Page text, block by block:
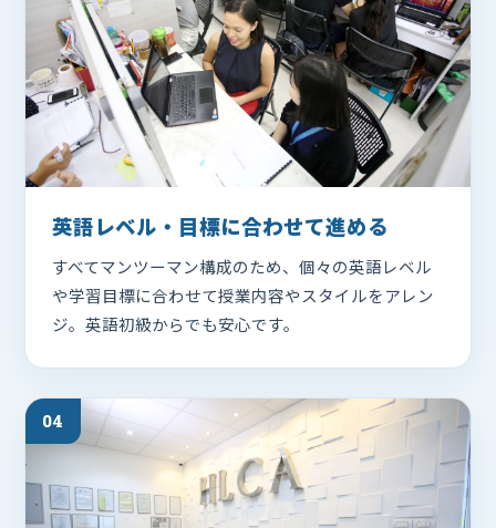
英語レベル・目標に合わせて進める
すべてマンツーマン構成のため、個々の英語レベル
や学習目標に合わせて授業内容やスタイルをアレン
ジ。英語初級からでも安心です。
04